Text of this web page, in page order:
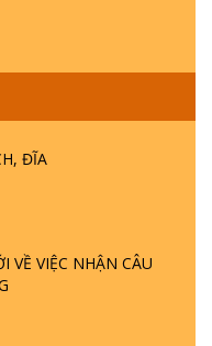
ĐĨA
VỀ VIỆC NHẬN CÂU
GIAN KHÔNG? |